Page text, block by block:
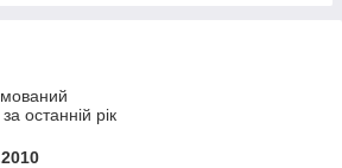
останній рік